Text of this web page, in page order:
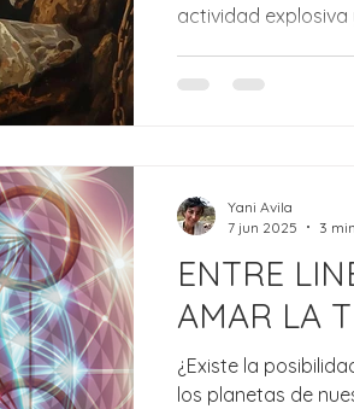
actividad
confusión o
quieres ha
ENTRE
AMAR LA
¿Existe la
los planetas de
Yani Avila
7 jun 2025
3